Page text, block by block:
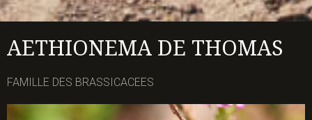
AETHIONEMA DE THOMAS
FAMILLE DES BRASSICACEES